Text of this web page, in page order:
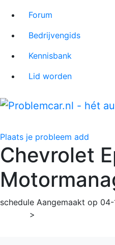
Forum
Bedrijvengids
Kennisbank
Lid worden
Plaats je probleem add
Chevrolet
schedule Aangemaakt op
>